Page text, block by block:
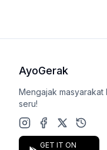
AyoGerak
Mengajak
seru!
Instagram
Facebook
X (Twitter)
GET IT ON